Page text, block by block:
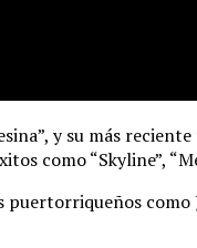
y su más
como “Skyline”,